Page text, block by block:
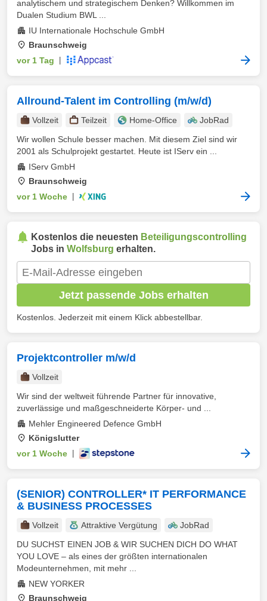
analytischem und strategischem Denken? Willkommen im
Dualen Studium BWL ...
IU Internationale Hochschule GmbH
Braunschweig
vor 1 Tag
Allround-Talent im Controlling (m/w/d)
Vollzeit Teilzeit Home-Office
JobRad
Wir wollen Schule besser machen. Mit diesem Ziel sind wir
2001 als Schulprojekt gestartet. Heute ist IServ ein ...
IServ GmbH
Braunschweig
vor 1 Woche
Kostenlos die neuesten Beteiligungscontrolling
Jobs in Wolfsburg erhalten.
Jetzt passende Jobs erhalten
Kostenlos. Jederzeit mit einem Klick abbestellbar.
Projektcontroller m/w/d
Vollzeit
Wir sind der weltweit führende Partner für innovative,
zuverlässige und maßgeschneiderte Körper- und ...
Mehler Engineered Defence GmbH
Königslutter
vor 1 Woche
(SENIOR) CONTROLLER* IT PERFORMANCE
& BUSINESS PROCESSES
Vollzeit Attraktive Vergütung
JobRad
DU SUCHST EINEN JOB & WIR SUCHEN DICH DO WHAT
YOU LOVE – als eines der größten internationalen
Modeunternehmen, mit mehr ...
NEW YORKER
Braunschweig